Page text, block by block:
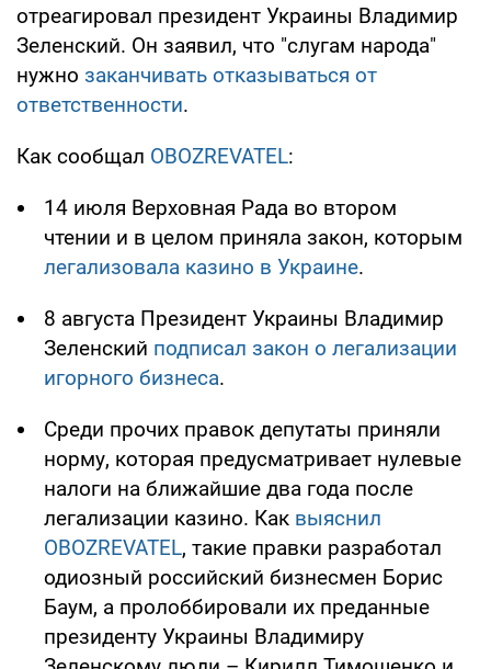
отреагировал президент Украины Владимир
Зеленский. Он заявил, что "слугам народа"
нужно заканчивать отказываться от
ответственности.
Как сообщал OBOZREVATEL:
14 июля Верховная Рада во втором
чтении и в целом приняла закон, которым
легализовала казино в Украине.
8 августа Президент Украины Владимир
Зеленский подписал закон о легализации
игорного бизнеса.
Среди прочих правок депутаты приняли
норму, которая предусматривает нулевые
налоги на ближайшие два года после
легализации казино. Как выяснил
OBOZREVATEL, такие правки разработал
одиозный российский бизнесмен Борис
Баум, а пролоббировали их преданные
президенту Украины Владимиру